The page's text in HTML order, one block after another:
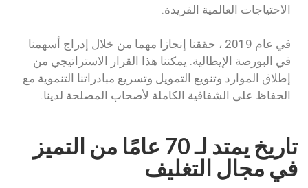
الاحتياجات العالمية الفريدة.
في عام 2019 ، حققنا إنجازا مهما من خلال إدراج أسهمنا
في البورصة الإيطالية. يمكننا هذا القرار الاستراتيجي من
إطلاق الموارد وتنويع التمويل وتسريع مبادراتنا التنموية مع
الحفاظ على الشفافية الكاملة لأصحاب المصلحة لدينا.
تاريخ يمتد لـ 70 عامًا من التميز
في مجال التغليف